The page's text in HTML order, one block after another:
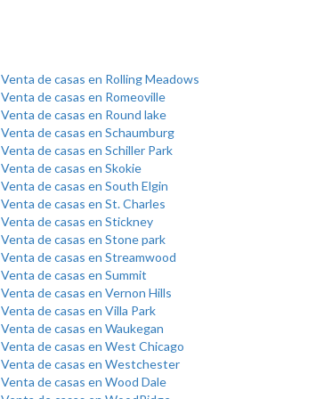
Venta de casas en Rolling Meadows
Venta de casas en Romeoville
Venta de casas en Round lake
Venta de casas en Schaumburg
Venta de casas en Schiller Park
Venta de casas en Skokie
Venta de casas en South Elgin
Venta de casas en St. Charles
Venta de casas en Stickney
Venta de casas en Stone park
Venta de casas en Streamwood
Venta de casas en Summit
Venta de casas en Vernon Hills
Venta de casas en Villa Park
Venta de casas en Waukegan
Venta de casas en West Chicago
Venta de casas en Westchester
Venta de casas en Wood Dale